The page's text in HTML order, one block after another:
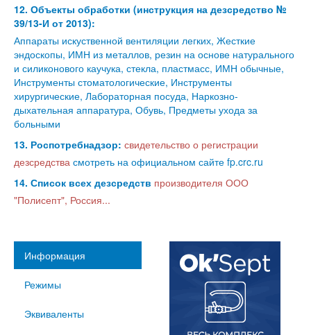
12. Объекты обработки (инструкция на дезсредство №
39/13-И от 2013):
Аппараты искуственной вентиляции легких, Жесткие
эндоскопы, ИМН из металлов, резин на основе натурального
и силиконового каучука, стекла, пластмасс, ИМН обычные,
Инструменты стоматологические, Инструменты
хирургические, Лабораторная посуда, Наркозно-
дыхательная аппаратура, Обувь, Предметы ухода за
больными
13. Роспотребнадзор: свидетельство о регистрации
дезсредства смотреть на официальном сайте fp.crc.ru
14. Список всех дезсредств производителя ООО
"Полисепт", Россия...
Информация
Режимы
Эквиваленты